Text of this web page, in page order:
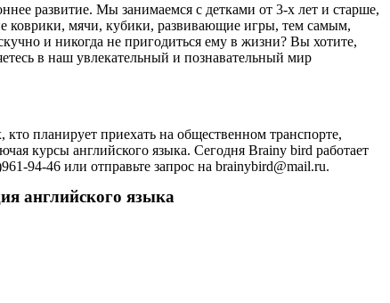
развитие. Мы занимаемся с детками от 3-х лет и старше,
коврики, мячи, кубики, развивающие игры, тем самым,
и никогда не пригодиться ему в жизни? Вы хотите,
в наш увлекательный и познавательный мир
планирует приехать на общественном транспорте,
курсы английского языка. Сегодня Brainy bird работает
94-46 или отправьте запрос на brainybird@mail.ru.
английского языка